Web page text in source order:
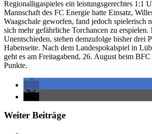
Regionalligaspieles ein leistungsgerechtes 1:1
Mannschaft des FC Energie hatte Einsatz,
Waagschale geworfen, fand jedoch spielerisch
sich mehr gefährliche Torchancen zu erspielen.
Unentschieden, stehen demzufolge bisher drei
Habenseite. Nach dem Landespokalspiel in
geht es am Freitagabend, 26. August beim
Punkte.
Weiter Beiträge